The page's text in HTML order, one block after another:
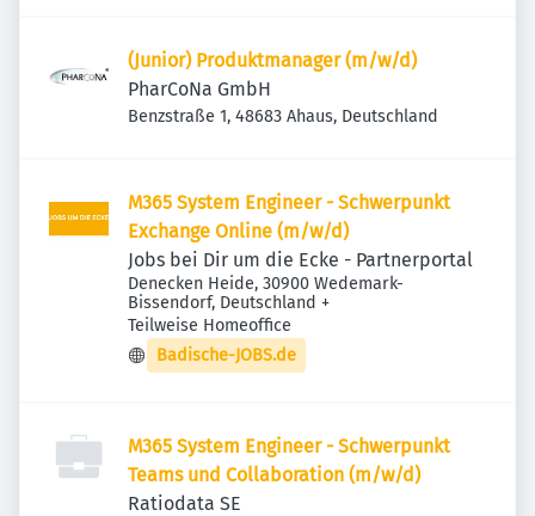
(Junior) Produktmanager (m/w/d)
PharCoNa GmbH
Benzstraße 1, 48683 Ahaus, Deutschland
M365 System Engineer - Schwerpunkt
Exchange Online (m/w/d)
Jobs bei Dir um die Ecke - Partnerportal
Denecken Heide, 30900 Wedemark-
Bissendorf, Deutschland +
Teilweise Homeoffice
Badische-JOBS.de
M365 System Engineer - Schwerpunkt
Teams und Collaboration (m/w/d)
Ratiodata SE